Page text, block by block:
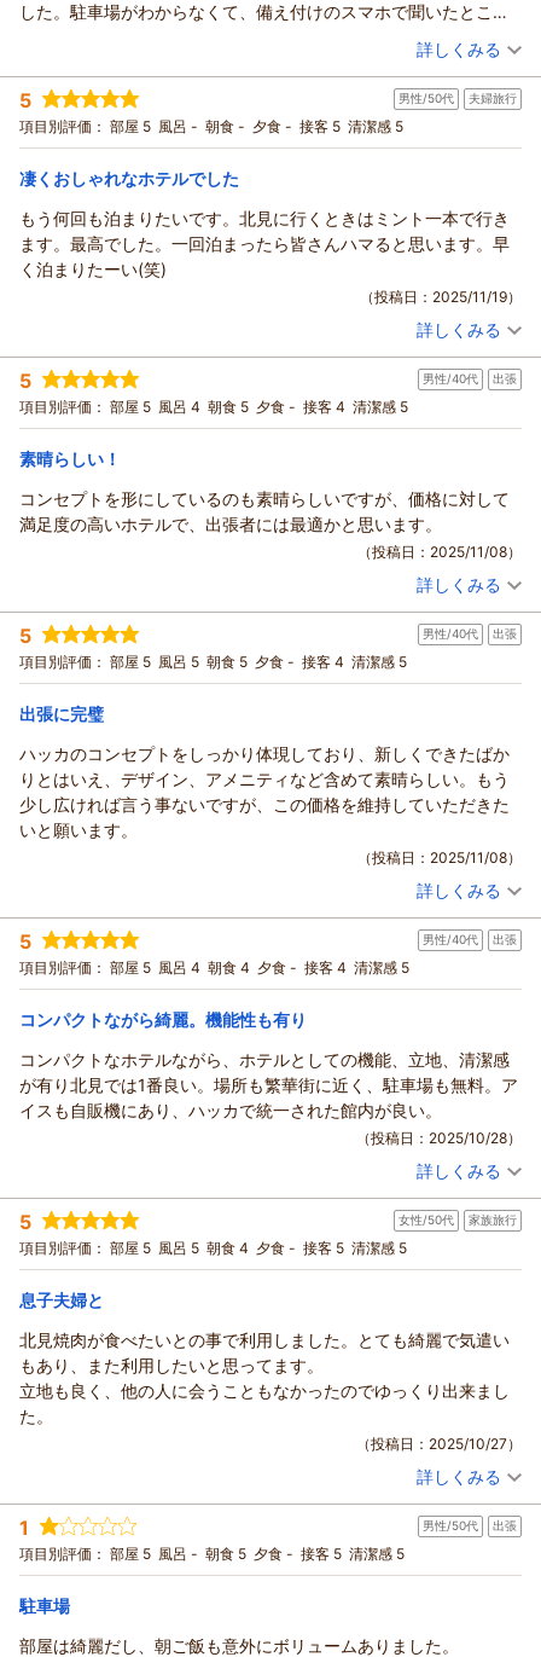
朝食は近接するハワイアンカフェが提供するおにぎりだったが、
綺麗ではあるがエレベーターは狭く、少し年期を感じる（動作な
どに問題は無い）
総括すると朝ご飯にさえこだわらなければ、北見市内ではベスト
な宿だと思うので皆さんも試してみてほしい
した。駐車場がわからなくて、備え付けのスマホで聞いたとこ
ろ、とても丁寧に対応していただきました。朝食も、若い人なら
ちょっと物足りないかと思いますが、年配の私には十分でした。
（なんというものなのかわかりませんが…）とにかく、色々と不
思議な感じがしましたが、楽しく過ごせました。また、機会があ
りましたら利用させていただきます。
（投稿日：2025/11/21）
宿泊時期： 2025年11月宿泊 (夫婦旅行)
投稿者： ayoshiさん
宿泊プラン： 【朝食付】リノベーション済み！北見駅近く、ビジネスにも！
Wifi無料【無料駐車場有】
ダブル 朝のみ
宿泊価格帯： 4,001～5,000円(大人一人あたり/税込)
詳しくみる
5 男性/50代 夫婦旅行
項目別評価： 部屋 5 風呂 - 朝食 - 夕食 - 接客 5 清潔感 5
凄くおしゃれなホテルでした
もう何回も泊まりたいです。北見に行くときはミント一本で行き
ます。最高でした。一回泊まったら皆さんハマると思います。早
く泊まりたーい(笑)
（投稿日：2025/11/19）
投稿者： トコチャンさん(男性/50代)
宿泊プラン： 【朝食付】リノベーション済み！北見駅近く、ビジネスにも！
Wifi無料【無料駐車場有】
ダブル 朝のみ
宿泊価格帯： 6,001～7,000円(大人一人あたり/税込)
詳しくみる
5 男性/40代 出張
項目別評価： 部屋 5 風呂 4 朝食 5 夕食 - 接客 4 清潔感 5
素晴らしい！
コンセプトを形にしているのも素晴らしいですが、価格に対して
満足度の高いホテルで、出張者には最適かと思います。
（投稿日：2025/11/08）
投稿者： まああいさん(男性/40代)
宿泊プラン： 【朝食付】リノベーション済み！北見駅近く、ビジネスにも！
Wifi無料【無料駐車場有】
シングル 朝のみ
宿泊価格帯： 6,001～7,000円(大人一人あたり/税込)
詳しくみる
5 男性/40代 出張
項目別評価： 部屋 5 風呂 5 朝食 5 夕食 - 接客 4 清潔感 5
出張に完璧
ハッカのコンセプトをしっかり体現しており、新しくできたばか
りとはいえ、デザイン、アメニティなど含めて素晴らしい。もう
少し広ければ言う事ないですが、この価格を維持していただきた
いと願います。
（投稿日：2025/11/08）
投稿者： まああいさん(男性/40代)
宿泊プラン： 【朝食付】リノベーション済み！北見駅近く、ビジネスにも！
Wifi無料【無料駐車場有】
シングル 朝のみ
宿泊価格帯： 6,001～7,000円(大人一人あたり/税込)
詳しくみる
5 男性/40代 出張
項目別評価： 部屋 5 風呂 4 朝食 4 夕食 - 接客 4 清潔感 5
コンパクトながら綺麗。機能性も有り
コンパクトなホテルながら、ホテルとしての機能、立地、清潔感
が有り北見では1番良い。場所も繁華街に近く、駐車場も無料。ア
イスも自販機にあり、ハッカで統一された館内が良い。
（投稿日：2025/10/28）
投稿者： くうちゃんさん(男性/40代)
宿泊プラン： 【朝食付】リノベーション済み！北見駅近く、ビジネスにも！
Wifi無料【無料駐車場有】
ツイン 朝のみ
宿泊価格帯： 11,001～12,000円(大人一人あたり/税込)
詳しくみる
5 女性/50代 家族旅行
項目別評価： 部屋 5 風呂 5 朝食 4 夕食 - 接客 5 清潔感 5
息子夫婦と
北見焼肉が食べたいとの事で利用しました。とても綺麗で気遣い
もあり、また利用したいと思ってます。
立地も良く、他の人に会うこともなかったのでゆっくり出来まし
た。
（投稿日：2025/10/27）
投稿者： メグさん(女性/50代)
宿泊プラン： 【朝食付】リノベーション済み！北見駅近く、ビジネスにも！
Wifi無料【無料駐車場有】
ツイン 朝のみ
宿泊価格帯： 6,001～7,000円(大人一人あたり/税込)
詳しくみる
1 男性/50代 出張
項目別評価： 部屋 5 風呂 - 朝食 5 夕食 - 接客 5 清潔感 5
駐車場
部屋は綺麗だし、朝ご飯も意外にボリュームありました。